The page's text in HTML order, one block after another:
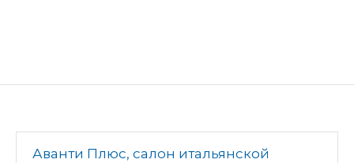
Аванти Плюс, салон итальянской